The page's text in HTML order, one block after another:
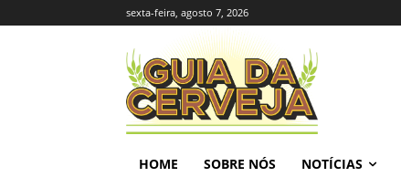
sexta-feira, agosto 7, 2026
HOME SOBRE NÓS NOTÍCIAS